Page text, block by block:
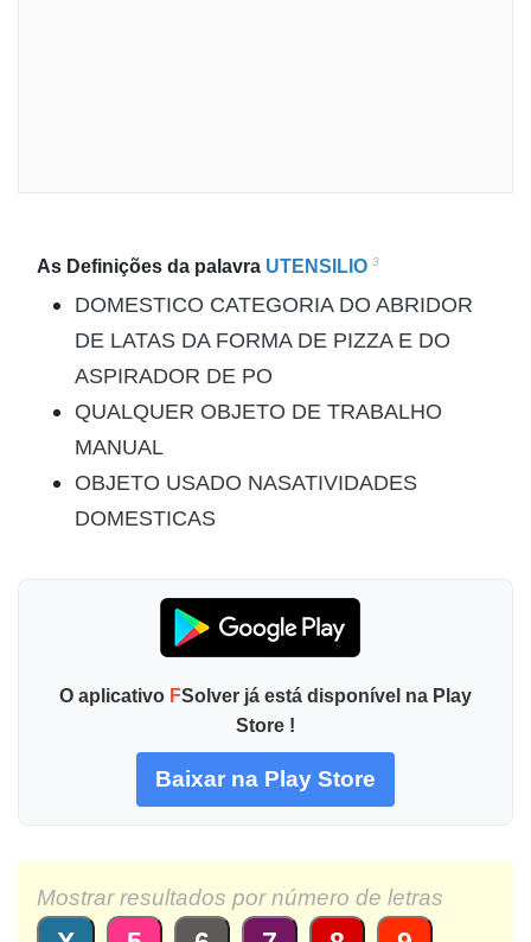
As Definições da palavra UTENSILIO 3
DOMESTICO CATEGORIA DO ABRIDOR
DE LATAS DA FORMA DE PIZZA E DO
ASPIRADOR DE PO
QUALQUER OBJETO DE TRABALHO
MANUAL
OBJETO USADO NASATIVIDADES
DOMESTICAS
O aplicativo FSolver já está disponível na Play
Store !
Baixar na Play Store
Mostrar resultados por número de letras